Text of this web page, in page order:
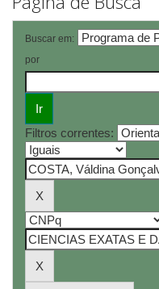
Buscar em:
por
Filtros correntes: